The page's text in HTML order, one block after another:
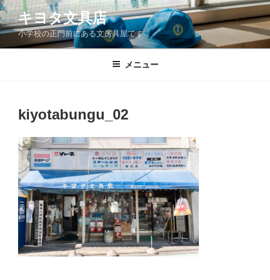
コ
ン
テ
ン
キヨタ文具店
小学校の正門前にある文房具屋です
メニュー
kiyotabungu_02